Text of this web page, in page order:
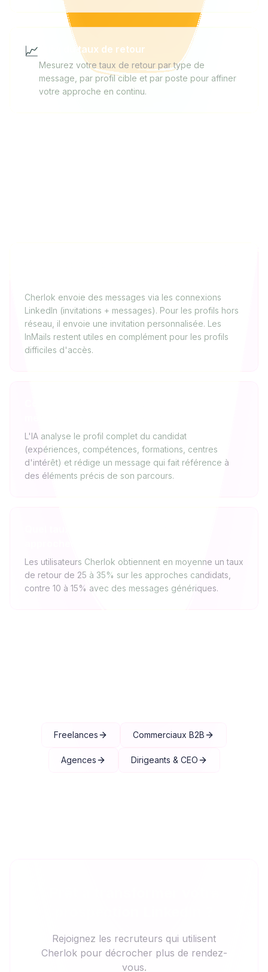
📈 Suivi du taux de retour
Mesurez votre taux de retour par type de
message, par profil cible et par poste pour affiner
votre approche en continu.
Cherlok envoie des messages via les connexions
LinkedIn (invitations + messages). Pour les profils hors
réseau, il envoie une invitation personnalisée. Les
InMails restent utiles en complément pour les profils
difficiles d'accès.
L'IA analyse le profil complet du candidat
(expériences, compétences, formations, centres
d'intérêt) et rédige un message qui fait référence à
des éléments précis de son parcours.
Les utilisateurs Cherlok obtiennent en moyenne un taux
de retour de 25 à 35% sur les approches candidats,
contre 10 à 15% avec des messages génériques.
Freelances Commerciaux B2B
Agences Dirigeants & CEO
Rejoignez les recruteurs qui utilisent
Cherlok pour décrocher plus de rendez-
vous.